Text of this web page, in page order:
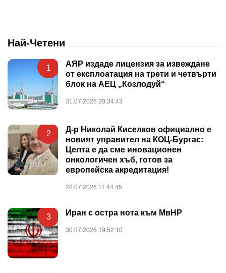
Най-Четени
1
АЯР издаде лицензия за извеждане
от експлоатация на трети и четвърти
блок на АЕЦ „Козлодуй“
31.07.2026 20:34:43
2
Д-р Николай Киселков официално е
новият управител на КОЦ-Бургас:
Целта е да сме иновационен
онкологичен хъб, готов за
европейска акредитация!
28.07.2026 11:44:45
3 Иран с остра нота към МвНР
30.07.2026 19:52:10